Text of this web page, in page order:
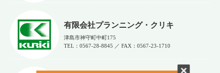
有限会社プランニング・クリキ
津島市神守町中町175
TEL：0567-28-8845 ／ FAX：0567-23-1710